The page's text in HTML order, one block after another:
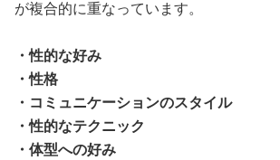
が複合的に重なっています。
・性的な好み
・性格
・コミュニケーションのスタイル
・性的なテクニック
・体型への好み